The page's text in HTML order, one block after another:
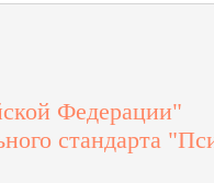
Федерации"
стандарта